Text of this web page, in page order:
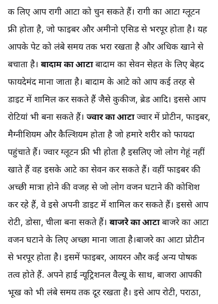
क लिए आप रागी आटा को चुन सकते हैं। रागी का आटा ग्लूटन
फ्री होता है, जो फाइबर और अमीनो एसिड से भरपूर होता है। यह
आपके पेट को लंबे समय तक भरा रखता है और अधिक खाने से
बचाता है। बादाम का आटाबादाम का सेवन सेहत के लिए बेहद
फायदेमंद माना जाता है। बादाम के आटे को आप कई तरह से
डाइट में शामिल कर सकते हैं जैसे कुकीज, ब्रेड आदि। इससे आप
रोटियां भी बना सकते हैं। ज्वार का आटाज्वार में प्रोटीन, फाइबर,
मैग्नीशियम और कैल्शियम होता है जो हमारे शरीर को फायदा
पहुंचाते हैं। ज्वार ग्लूटन फ्री भी होता है इसलिए जो लोग गेहूं नहीं
खाते हैं वह इसके आटे का सेवन कर सकते हैं। वहीं फाइबर की
अच्छी मात्रा होने की वजह से जो लोग वजन घटाने की कोशिश
कर रहे हैं, वे इसे अपनी डाइट में शामिल कर सकते हैं। इससे आप
रोटी, डोसा, चीला बना सकते हैं। बाजरे का आटाबाजरे का आटा
वजन घटाने के लिए अच्छा माना जाता है।बाजरे का आटा प्रोटीन
से भरपूर होता है। इसमें फाइबर, आयरन और कई अन्य पोषक
तत्व होते हैं. अपने हाई न्यूट्रिशनल वैल्यू के साथ, बाजरा आपकी
भूख को भी लंबे समय तक दूर रखता है। इसे आप रोटी, पराठा,